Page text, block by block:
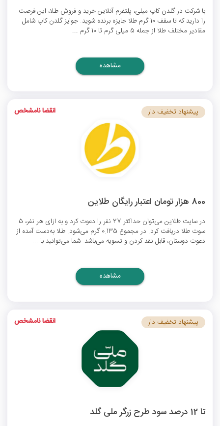
با شرکت در گلدن کاپ میلی، پلتفرم آنلاین خرید و فروش طلا، این فرصت
را دارید که تا سقف 10 گرم طلا جایزه برنده شوید. جوایز گلدن کاپ شامل
مقادیر مختلف طلا از جمله 5 میلی گرم تا 10 گرم ...
مشاهده
800 هزار تومان اعتبار رایگان طلاین
در سایت طلاین می‌توان حداکثر 27 نفر را دعوت کرد و به ازای هر نفر، 5
سوت طلا دریافت کرد. در مجموع 0.135 گرم می‌شود. طلا به‌دست آمده از
دعوت دوستان، قابل نقد کردن و تسویه می‌باشد. شما می‌توانید با ...
پیشنهاد تخفیف دار انقضا نامشخص
مشاهده
تا 12 درصد سود طرح زرگر ملی گلد
پیشنهاد تخفیف دار انقضا نامشخص